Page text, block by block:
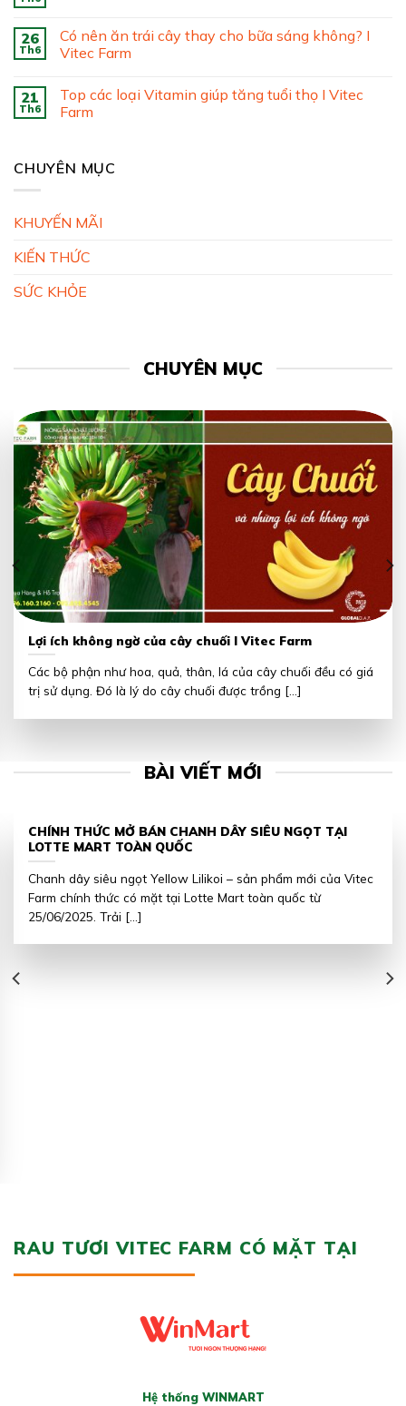
26
Th6
Có nên ăn trái cây thay cho bữa sáng không? I
Vitec Farm
21
Th6
Top các loại Vitamin giúp tăng tuổi thọ I Vitec
Farm
CHUYÊN MỤC
KHUYẾN MÃI
KIẾN THỨC
SỨC KHỎE
CHUYÊN MỤC
Lợi ích không ngờ của cây chuối I Vitec Farm
Các bộ phận như hoa, quả, thân, lá của cây chuối đều có giá
trị sử dụng. Đó là lý do cây chuối được trồng [...]
BÀI VIẾT MỚI
CHÍNH THỨC MỞ BÁN CHANH DÂY SIÊU NGỌT TẠI
LOTTE MART TOÀN QUỐC
Chanh dây siêu ngọt Yellow Lilikoi – sản phẩm mới của Vitec
Farm chính thức có mặt tại Lotte Mart toàn quốc từ
25/06/2025. Trải [...]
RAU TƯƠI VITEC FARM CÓ MẶT TẠI
Hệ thống WINMART